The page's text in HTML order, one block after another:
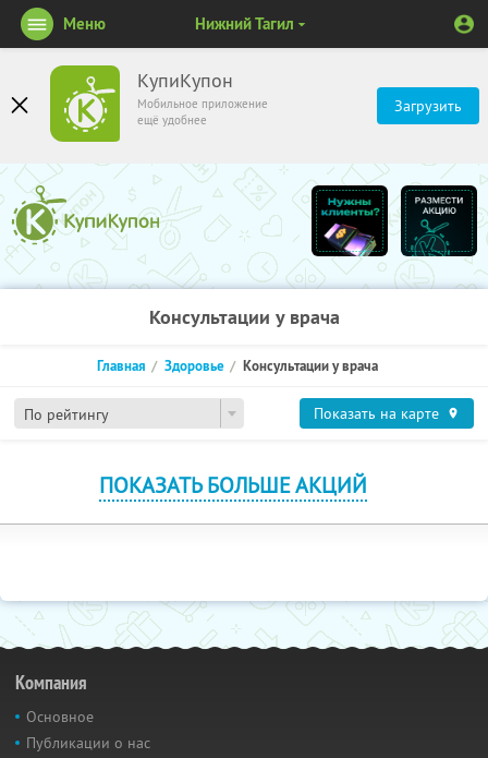
КупиКупон
Мобильное приложение
ещё удобнее
Загрузить
Меню Нижний Тагил
Консультации у врача
По рейтингу
Главная Здоровье Консультации у врача
Показать на карте
ПОКАЗАТЬ БОЛЬШЕ АКЦИЙ
Компания
Основное
Публикации о нас